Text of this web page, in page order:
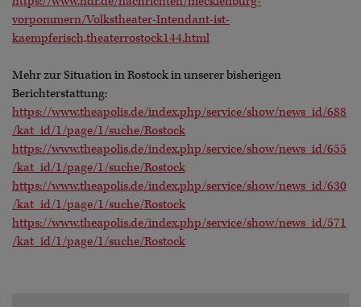
vorpommern/Volkstheater-Intendant-ist-
kaempferisch,theaterrostock144.html
Mehr zur Situation in Rostock in unserer bisherigen
Berichterstattung:
https://www.theapolis.de/index.php/service/show/news_id/688
/kat_id/1/page/1/suche/Rostock
https://www.theapolis.de/index.php/service/show/news_id/655
/kat_id/1/page/1/suche/Rostock
https://www.theapolis.de/index.php/service/show/news_id/630
/kat_id/1/page/1/suche/Rostock
https://www.theapolis.de/index.php/service/show/news_id/571
/kat_id/1/page/1/suche/Rostock